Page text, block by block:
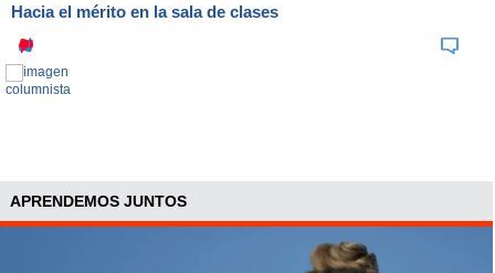
Hacia el mérito en la sala de clases
APRENDEMOS JUNTOS